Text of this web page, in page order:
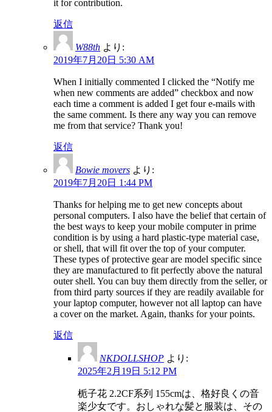
it for contribution.
返信
W88th より:
2019年7月20日 5:30 AM
When I initially commented I clicked the “Notify me
when new comments are added” checkbox and now
each time a comment is added I get four e-mails with
the same comment. Is there any way you can remove
me from that service? Thank you!
返信
Bowie movers より:
2019年7月20日 1:44 PM
Thanks for helping me to get new concepts about
personal computers. I also have the belief that certain of
the best ways to keep your mobile computer in prime
condition is by using a hard plastic-type material case,
or shell, that will fit over the top of your computer.
These types of protective gear are model specific since
they are manufactured to fit perfectly above the natural
outer shell. You can buy them directly from the seller, or
from third party sources if they are readily available for
your laptop computer, however not all laptop can have
a cover on the market. Again, thanks for your points.
返信
NKDOLLSHOP より:
2025年2月19日 5:12 PM
栀子花 2.2CF系列 155cmは、格好良くの音
楽少女です。おしゃれな髪と服装は、その